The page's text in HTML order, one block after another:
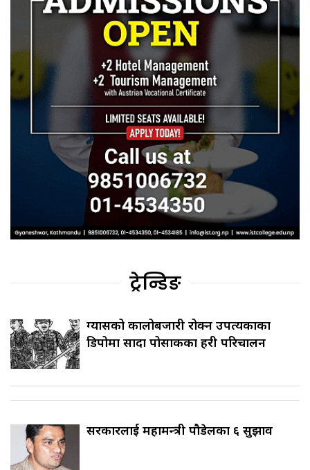
ट्रेन्डिङ
ग्यासको कालोबजारी रोक्न उपत्यकाका
डिपोमा सादा पोसाकका प्रहरी परिचालन
सरकारलाई महामन्त्री पौडेलका ६ सुझाव